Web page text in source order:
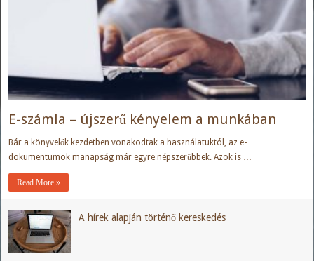
E-számla – újszerű kényelem a munkában
Bár a könyvelők kezdetben vonakodtak a használatuktól, az e-
dokumentumok manapság már egyre népszerűbbek. Azok is …
Read More »
A hírek alapján történő kereskedés